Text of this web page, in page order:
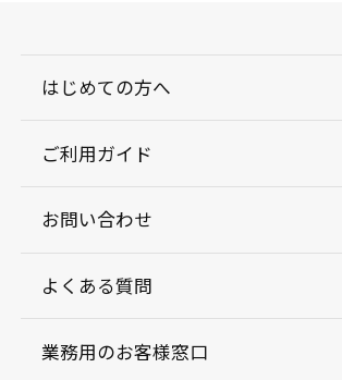
はじめての方へ
ご利用ガイド
お問い合わせ
よくある質問
業務用のお客様窓口